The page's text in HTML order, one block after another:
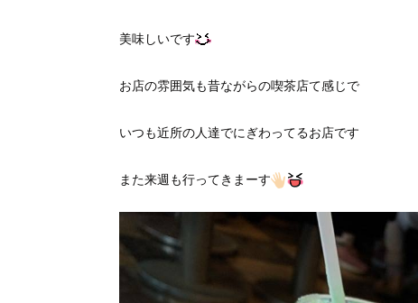
美味しいです
お店の雰囲気も昔ながらの喫茶店て感じで
いつも近所の人達でにぎわってるお店です
また来週も行ってきまーす